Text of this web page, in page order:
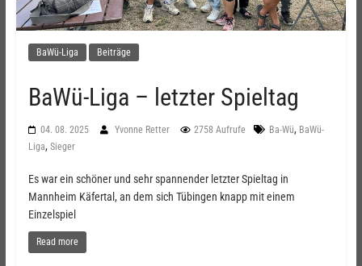
BaWü-Liga Beiträge
BaWü-Liga – letzter Spieltag
04. 08. 2025 Yvonne Retter 2758 Aufrufe Ba-Wü, BaWü-
Liga, Sieger
Es war ein schöner und sehr spannender letzter Spieltag in
Mannheim Käfertal, an dem sich Tübingen knapp mit einem
Einzelspiel
Read more